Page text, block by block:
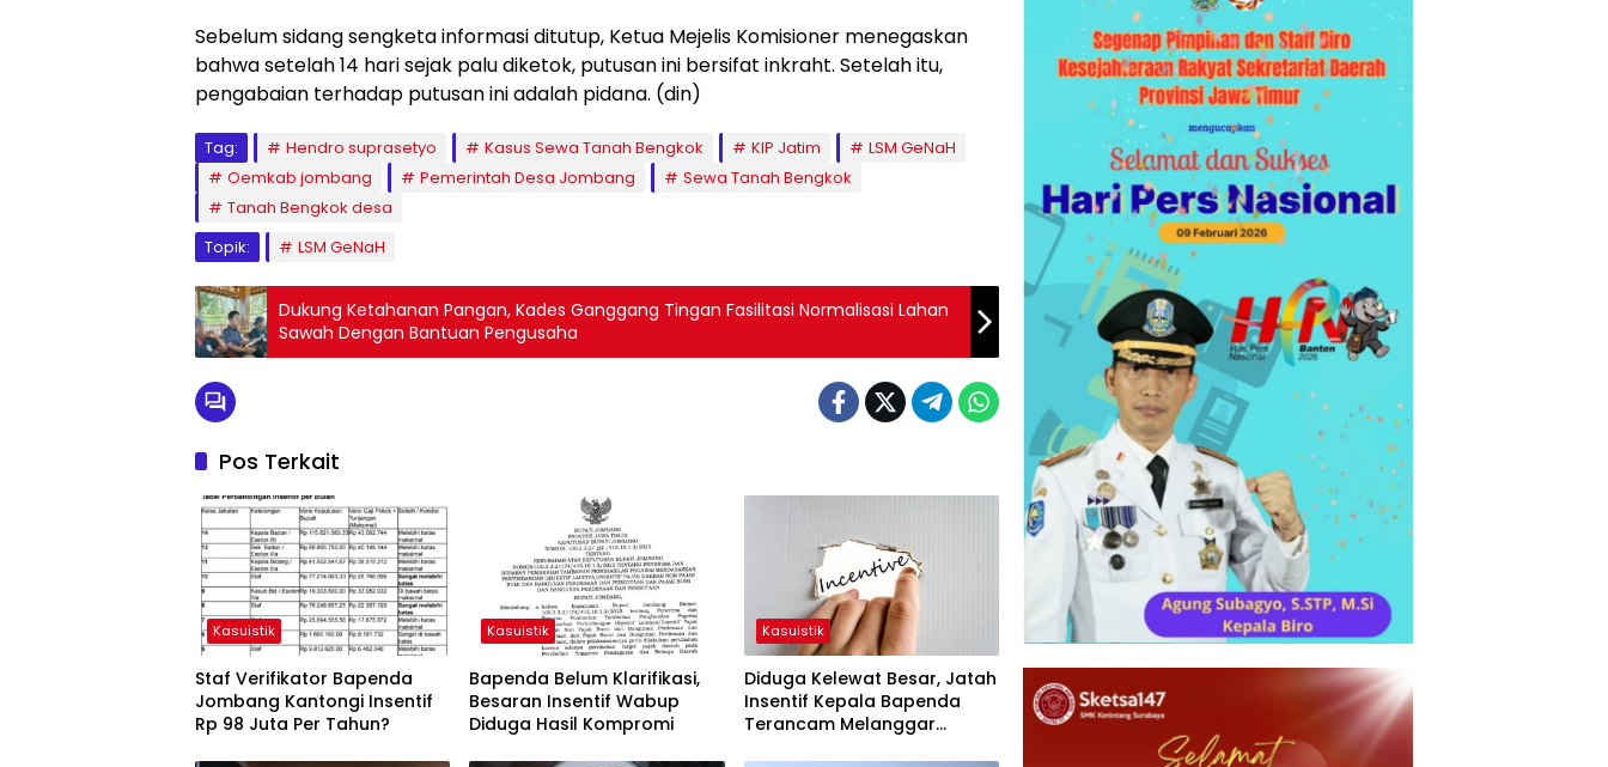
Sebelum sidang sengketa informasi ditutup, Ketua Mejelis Komisioner menegaskan
bahwa setelah 14 hari sejak palu diketok, putusan ini bersifat inkraht. Setelah itu,
pengabaian terhadap putusan ini adalah pidana. (din)
Tag: Hendro suprasetyo Kasus Sewa Tanah Bengkok KIP Jatim
LSM GeNaH
Oemkab jombang
Pemerintah Desa Jombang
Sewa Tanah Bengkok
Tanah Bengkok desa
Topik:
LSM GeNaH
Dukung Ketahanan Pangan, Kades Ganggang Tingan Fasilitasi Normalisasi Lahan
Sawah Dengan Bantuan Pengusaha
Pos Terkait
Kasuistik
Staf Verifikator Bapenda
Jombang Kantongi Insentif
Rp 98 Juta Per Tahun?
Kasuistik
Bapenda Belum Klarifikasi,
Besaran Insentif Wabup
Diduga Hasil Kompromi
Kasuistik
Diduga Kelewat Besar, Jatah
Insentif Kepala Bapenda
Terancam Melanggar